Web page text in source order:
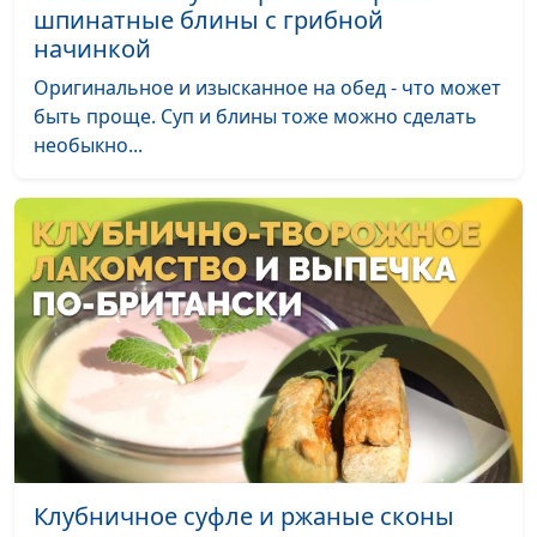
грибами
Лариса
Титовская
Картофельно-грибной пирог
Вилина
Парфенова
#86
Грушевый пирог
Греческий пирог «Бугаца»
Ольга
Феофанова
#84
Суп из батата и красной
чечевицы с пряной ореховой
заправкой
Анжела
Бузина
Томатный суп с нутом и
брокколи, морковные палочки
Анжела
Бузина
#82
Овощной штрудель
Бузина
шпинатные блины с грибной
начинкой
Оригинальное и изысканное на обед - что может
быть проще. Суп и блины тоже можно сделать
необыкно...
Клубничное суфле и ржаные сконы